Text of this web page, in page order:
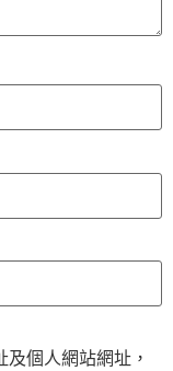
個人網站網址，